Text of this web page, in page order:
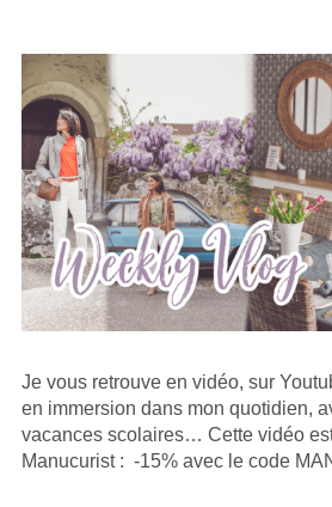
Je vous retrouve en vidéo, sur
en immersion dans mon quotidien,
vacances scolaires… Cette vidéo
Manucurist : -15% avec le code